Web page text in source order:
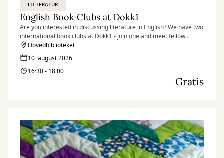
LITTERATUR
English Book Clubs at Dokk1
Are you interested in discussing literature in English? We have two
international book clubs at Dokk1 - join one and meet fellow
literature lovers.
Hovedbiblioteket
10. august 2026
16:30 - 18:00
Gratis